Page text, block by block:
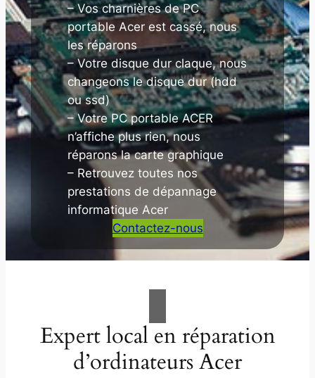
– Vos charnières de PC
portable Acer est cassé, nous
les réparons
– Votre disque dur claque, nous
changeons le disque dur (hdd
ou ssd)
– Votre PC portable ACER
n’affiche plus rien, nous
réparons la carte graphique
– Retrouvez toutes nos
prestations de dépannage
informatique Acer
Contactez-nous
Expert local en réparation
d’ordinateurs Acer